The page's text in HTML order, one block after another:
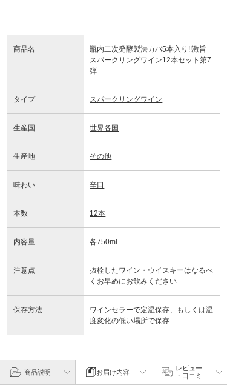
商品名
瓶内二次発酵製法カバ5本入り!!激旨
スパークリングワイン12本セット第7
弾
タイプ スパークリングワイン
生産国 世界各国
生産地 その他
味わい 辛口
本数 12本
内容量 各750ml
注意点
抜栓したワイン・ウイスキーはなるべ
くお早めにお飲みください
保存方法
ワインセラーで定温保存、もしくは温
度変化の低い場所で保存
商品説明 お届け内容
レビュー
・口コミ